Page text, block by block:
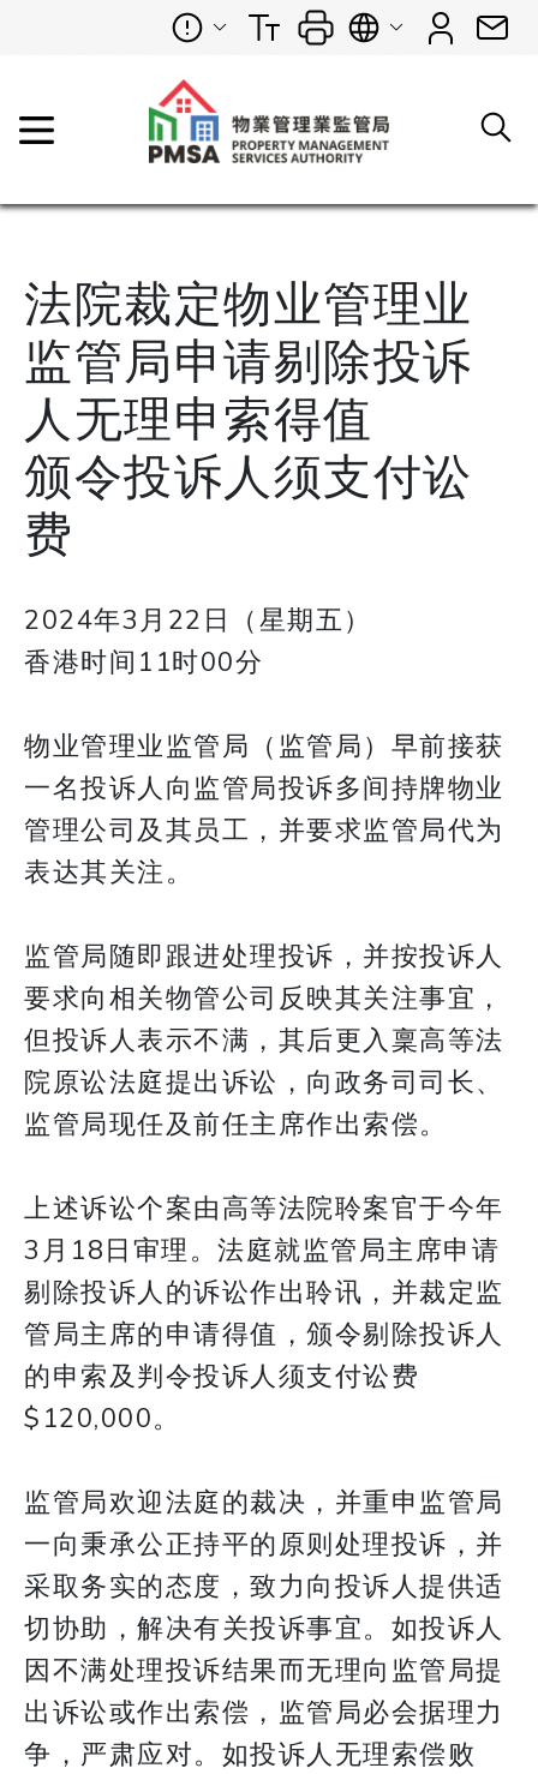
法院裁定物业管理业
监管局申请剔除投诉
人无理申索得值
颁令投诉人须支付讼
费
2024年3月22日（星期五）
香港时间11时00分
物业管理业监管局（监管局）早前接获
一名投诉人向监管局投诉多间持牌物业
管理公司及其员工，并要求监管局代为
表达其关注。
监管局随即跟进处理投诉，并按投诉人
要求向相关物管公司反映其关注事宜，
但投诉人表示不满，其后更入稟高等法
院原讼法庭提出诉讼，向政务司司长、
监管局现任及前任主席作出索偿。
上述诉讼个案由高等法院聆案官于今年
3月18日审理。法庭就监管局主席申请
剔除投诉人的诉讼作出聆讯，并裁定监
管局主席的申请得值，颁令剔除投诉人
的申索及判令投诉人须支付讼费
$120,000。
监管局欢迎法庭的裁决，并重申监管局
一向秉承公正持平的原则处理投诉，并
采取务实的态度，致力向投诉人提供适
切协助，解决有关投诉事宜。如投诉人
因不满处理投诉结果而无理向监管局提
出诉讼或作出索偿，监管局必会据理力
争，严肃应对。如投诉人无理索偿败